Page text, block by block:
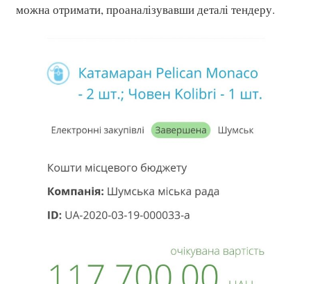
можна отримати, проаналізувавши деталі тендеру.